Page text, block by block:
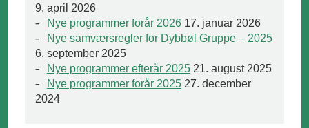
9. april 2026
Nye programmer forår 2026 17. januar 2026
Nye samværsregler for Dybbøl Gruppe – 2025
6. september 2025
Nye programmer efterår 2025 21. august 2025
Nye programmer forår 2025 27. december
2024